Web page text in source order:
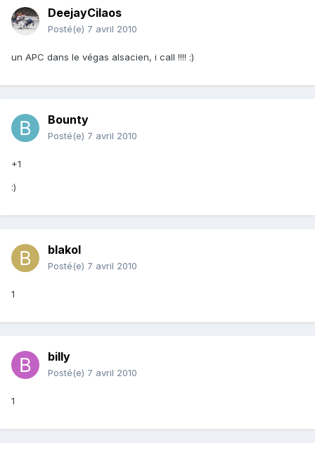
DeejayCilaos
Posté(e) 7 avril 2010
un APC dans le végas alsacien, i call !!!! :)
Bounty
Posté(e) 7 avril 2010
+1
:)
blakol
Posté(e) 7 avril 2010
1
billy
Posté(e) 7 avril 2010
1